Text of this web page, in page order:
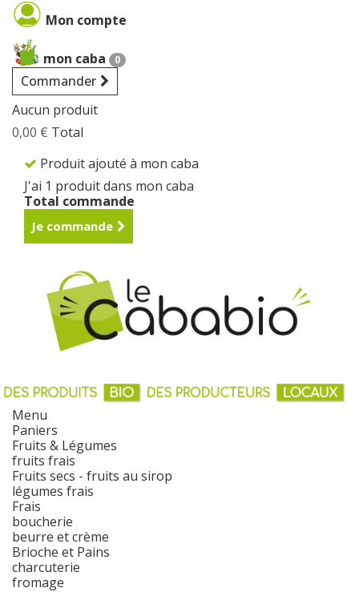
Mon compte
mon caba 0
Commander
Aucun produit
0,00 € Total
Produit ajouté à mon caba
J'ai 1 produit dans mon caba
Total commande
Je commande
Menu
Paniers
Fruits & Légumes
fruits frais
Fruits secs - fruits au sirop
légumes frais
Frais
boucherie
beurre et crème
Brioche et Pains
charcuterie
fromage
Cookies management panel